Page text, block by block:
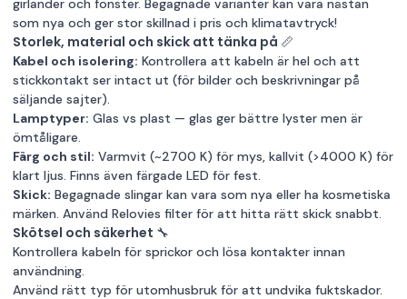
som nya och ger stor skillnad i pris och klimatavtryck!
Storlek, material och skick att tänka på 📏
Kabel och isolering: Kontrollera att kabeln är hel och att
stickkontakt ser intact ut (för bilder och beskrivningar på
säljande sajter).
Lamptyper: Glas vs plast — glas ger bättre lyster men är
ömtåligare.
Färg och stil: Varmvit (~2700 K) för mys, kallvit (>4000 K) för
klart ljus. Finns även färgade LED för fest.
Skick: Begagnade slingar kan vara som nya eller ha kosmetiska
märken. Använd Relovies filter för att hitta rätt skick snabbt.
Skötsel och säkerhet 🔧
Kontrollera kabeln för sprickor och lösa kontakter innan
användning.
Använd rätt typ för utomhusbruk för att undvika fuktskador.